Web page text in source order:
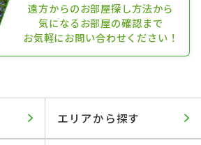
遠方からのお部屋探し方法から
気になるお部屋の確認まで
お気軽にお問い合わせください！
エリアから探す